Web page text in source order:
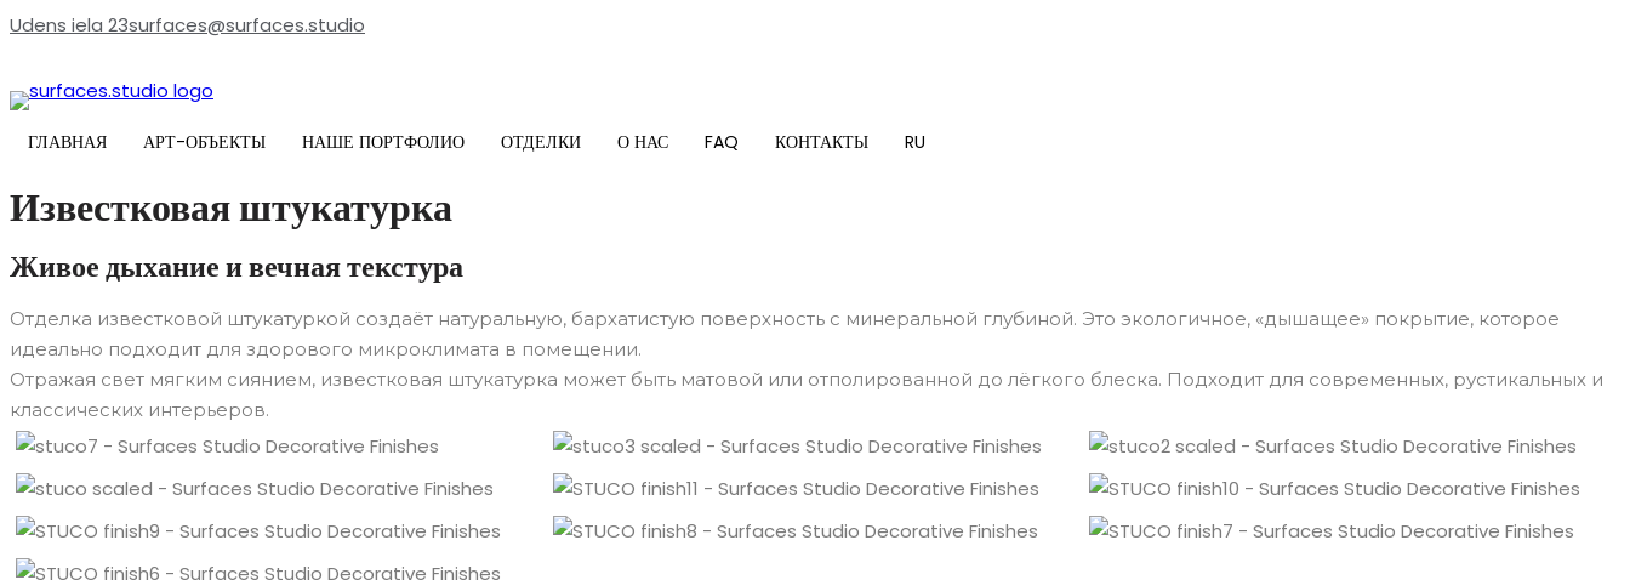
Udens iela 23surfaces@surfaces.studio
ГЛАВНАЯ АРТ-ОБЪЕКТЫ НАШЕ ПОРТФОЛИО ОТДЕЛКИ О НАС FAQ КОНТАКТЫ RU
Известковая штукатурка
Живое дыхание и вечная текстура
Отделка известковой штукатуркой создаёт натуральную, бархатистую поверхность с минеральной глубиной. Это экологичное, «дышащее» покрытие, которое
идеально подходит для здорового микроклимата в помещении.
Отражая свет мягким сиянием, известковая штукатурка может быть матовой или отполированной до лёгкого блеска. Подходит для современных, рустикальных и
классических интерьеров.